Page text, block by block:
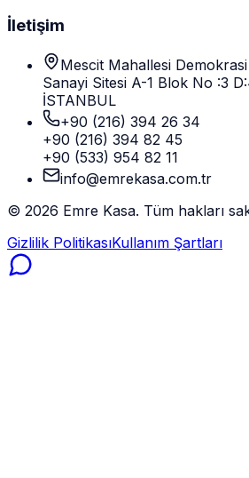
İletişim
Mescit Mahallesi
Sanayi Sitesi A-1 Blok No :3
İSTANBUL
+90 (216) 394 26 34
+90 (216) 394 82 45
+90 (533) 954 82 11
info@emrekasa.com.tr
© 2026 Emre Kasa. Tüm hakları
Gizlilik PolitikasıKullanım Şartları